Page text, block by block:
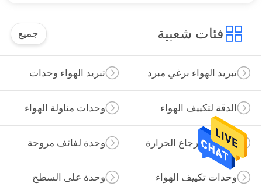
فئات شعبية جميع
تبريد الهواء وحدات
مبرد
تبريد الهواء برغي مبرد
وحدات مناولة الهواء الدقة لتكييف الهواء
وحدة لفائف مروحة وحدة استرجاع الحرارة
وحدة على السطح وحدات تكييف الهواء